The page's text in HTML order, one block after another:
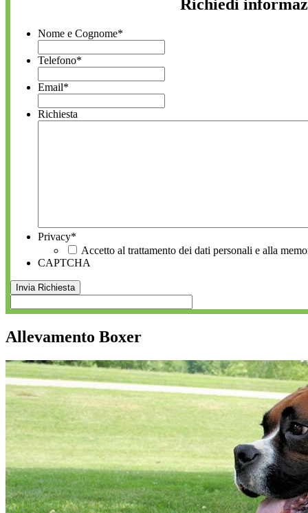
Richiedi
Nome e Cognome*
Telefono*
Email*
Richiesta
Privacy*
Accetto al trattamento dei dati personali e alla
CAPTCHA
Allevamento Boxer